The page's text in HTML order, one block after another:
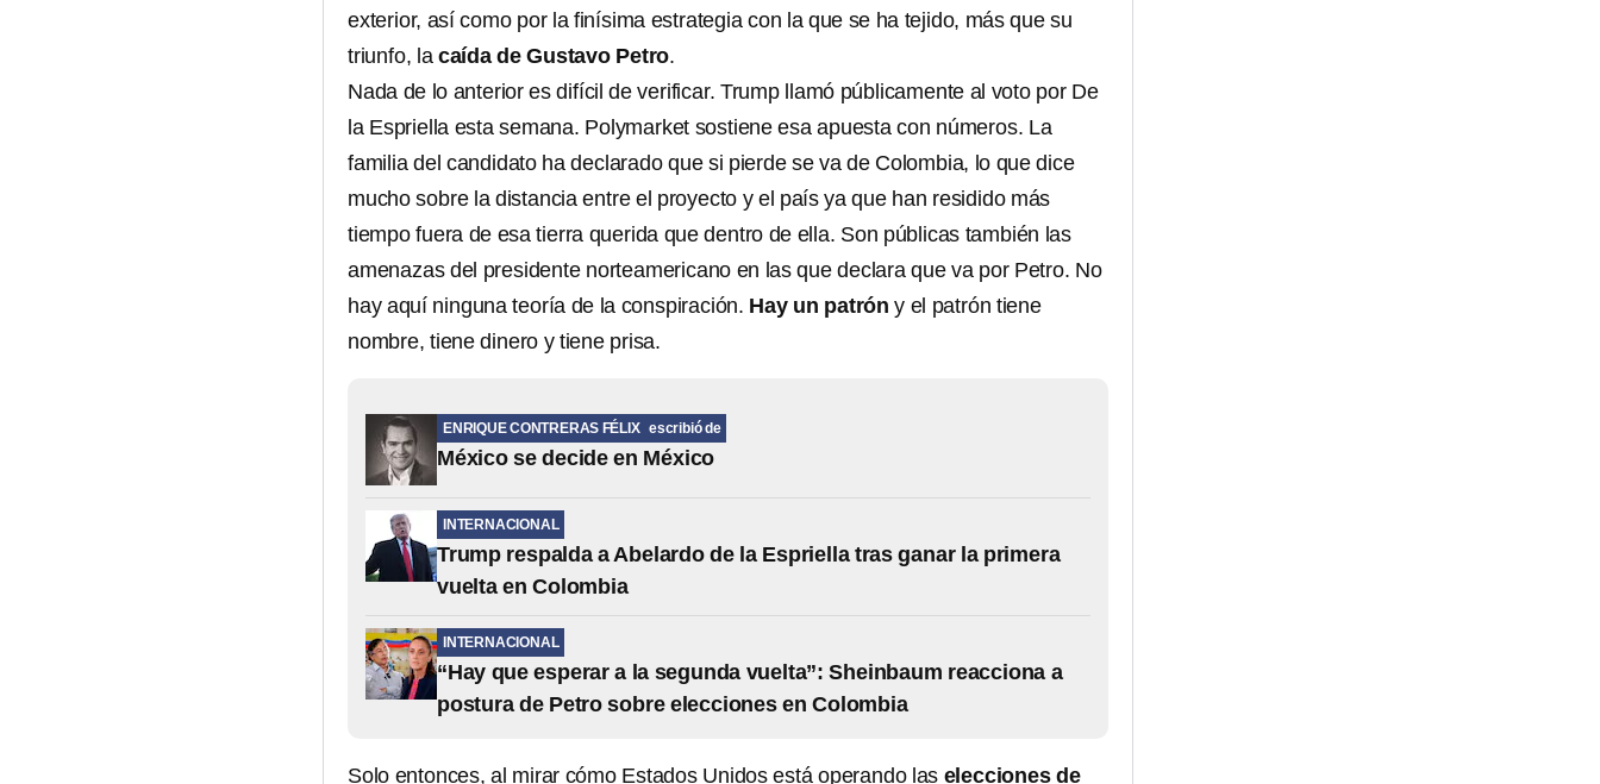
exterior, así como por la finísima estrategia con la que se ha tejido, más que su
triunfo, la caída de Gustavo Petro.
Nada de lo anterior es difícil de verificar. Trump llamó públicamente al voto por De
la Espriella esta semana. Polymarket sostiene esa apuesta con números. La
familia del candidato ha declarado que si pierde se va de Colombia, lo que dice
mucho sobre la distancia entre el proyecto y el país ya que han residido más
tiempo fuera de esa tierra querida que dentro de ella. Son públicas también las
amenazas del presidente norteamericano en las que declara que va por Petro. No
hay aquí ninguna teoría de la conspiración. Hay un patrón y el patrón tiene
nombre, tiene dinero y tiene prisa.
ENRIQUE CONTRERAS FÉLIX escribió de
México se decide en México
INTERNACIONAL
Trump respalda a Abelardo de la Espriella tras ganar la primera
vuelta en Colombia
INTERNACIONAL
“Hay que esperar a la segunda vuelta”: Sheinbaum reacciona a
postura de Petro sobre elecciones en Colombia
Solo entonces, al mirar cómo Estados Unidos está operando las elecciones de